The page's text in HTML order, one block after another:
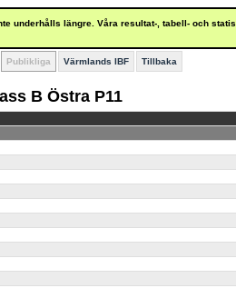
underhålls längre. Våra resultat-, tabell- och
Publikliga Värmlands IBF Tillbaka
B Östra P11